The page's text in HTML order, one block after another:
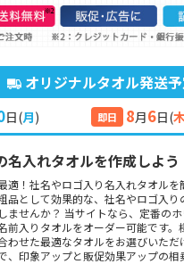
オリジナルタオル発送
日(月) 即日 8月6日(
名入れタオルを作成しよう
適！社名やロゴ入り名入れタオル
品として効果的な、社名やロゴ入り
ませんか？ 当サイトなら、定番の
前入りタオルをオーダー可能です。
わせた最適なタオルをお選びいただ
、印象アップと販促効果アップの相